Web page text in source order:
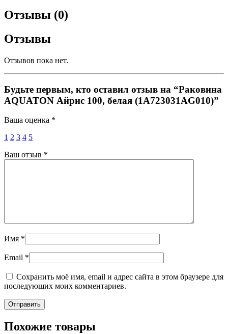
Отзывы (0)
Отзывы
Отзывов пока нет.
Будьте первым, кто оставил отзыв на “Раковина
AQUATON Айрис 100, белая (1A723031AG010)”
Ваша оценка *
1 2 3 4 5
Ваш отзыв *
Имя *
Email *
Сохранить моё имя, email и адрес сайта в этом браузере для
последующих моих комментариев.
Похожие товары